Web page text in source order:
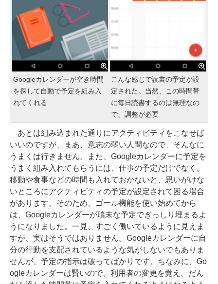
Googleカレンダーが空き時間
を探して自動で予定を組み入
れてくれる
こんな感じで読書の予定が設
定された。当然、この時間帯
に毎日読書するのは無理なの
で、調整が必要
あとは組み込まれた通りにアクティビティをこなせば
いいのですが、まあ、意志の弱い人間なので、そんなに
うまくは行きません。また、Googleカレンダーに予定を
うまく組み入れてもらうには、仕事の予定だけでなく。
移動や食事などの時間も入れておかないと、思いがけな
いところにアクティビティの予定が設定されて困る場合
があります。そのため、ゴール機能を使い始めてから
は、Googleカレンダーが瑣末な予定でぎっしり埋まるよ
うになりました。一見、すごく働いているように見えま
すが、実はそうではありません。Googleカレンダーに自
分の行動を支配されているような気がしないでもありま
せんが、予定の指示は破ってばかりです。ちなみに、Go
ogleカレンダーは賢いので、利用者の変更を覚え、だん